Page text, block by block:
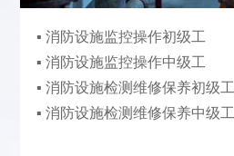
▪ 消防设施监控操作初级工
▪ 消防设施监控操作中级工
▪ 消防设施检测维修保养初级工
▪ 消防设施检测维修保养中级工